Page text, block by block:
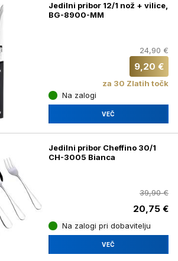
Jedilni pribor 12/1 nož + vilice,
BG-8900-MM
24,90 €
9,20 €
za 30 Zlatih točk
Na zalogi
VEČ
Jedilni pribor Cheffino 30/1
CH-3005 Bianca
39,90 €
20,75 €
Na zalogi pri dobavitelju
VEČ